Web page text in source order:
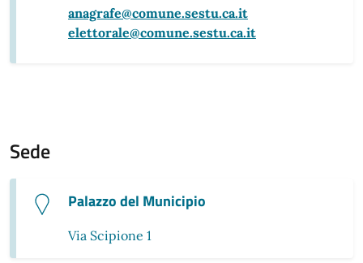
anagrafe@comune.sestu.ca.it
elettorale@comune.sestu.ca.it
Sede
Palazzo del Municipio
Via Scipione 1